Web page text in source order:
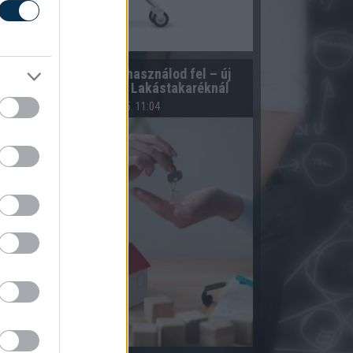
Te döntöd el, mikor használod fel – új
konstrukció az OTP Lakástakaréknál
2026.08.05. 11:04